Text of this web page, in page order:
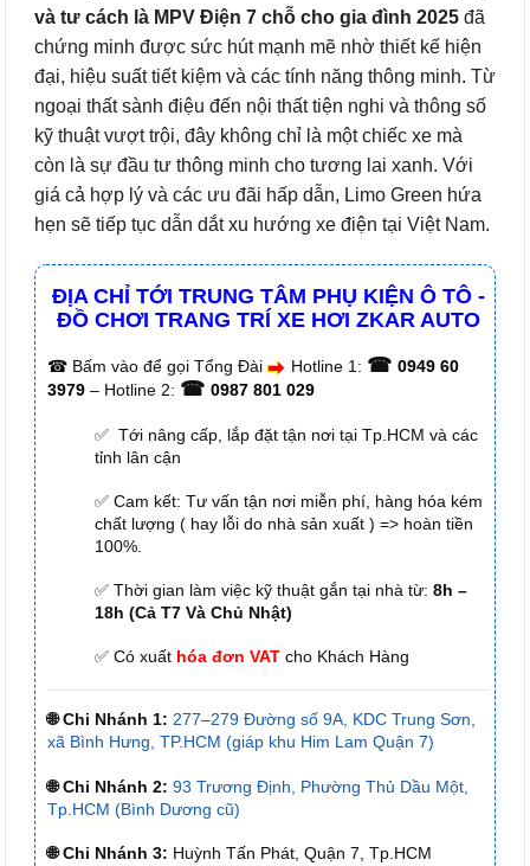
và tư cách là MPV Điện 7 chỗ cho gia đình 2025 đã
chứng minh được sức hút mạnh mẽ nhờ thiết kế hiện
đại, hiệu suất tiết kiệm và các tính năng thông minh. Từ
ngoại thất sành điệu đến nội thất tiện nghi và thông số
kỹ thuật vượt trội, đây không chỉ là một chiếc xe mà
còn là sự đầu tư thông minh cho tương lai xanh. Với
giá cả hợp lý và các ưu đãi hấp dẫn, Limo Green hứa
hẹn sẽ tiếp tục dẫn dắt xu hướng xe điện tại Việt Nam.
ĐỊA CHỈ TỚI TRUNG TÂM PHỤ KIỆN Ô TÔ -
ĐỒ CHƠI TRANG TRÍ XE HƠI ZKAR AUTO
☎ Bấm vào để gọi Tổng Đài Hotline 1: ☎ 0949 60
3979 – Hotline 2: ☎ 0987 801 029
✅ Tới nâng cấp, lắp đặt tận nơi tại Tp.HCM và các
tỉnh lân cận
✅ Cam kết: Tư vấn tận nơi miễn phí, hàng hóa kém
chất lượng ( hay lỗi do nhà sản xuất ) => hoàn tiền
100%.
✅ Thời gian làm việc kỹ thuật gắn tại nhà từ: 8h –
18h (Cả T7 Và Chủ Nhật)
✅ Có xuất hóa đơn VAT cho Khách Hàng
🌐 Chi Nhánh 1: 277–279 Đường số 9A, KDC Trung Sơn,
xã Bình Hưng, TP.HCM (giáp khu Him Lam Quận 7)
🌐 Chi Nhánh 2: 93 Trương Định, Phường Thủ Dầu Một,
Tp.HCM (Bình Dương cũ)
🌐 Chi Nhánh 3: Huỳnh Tấn Phát, Quận 7, Tp.HCM